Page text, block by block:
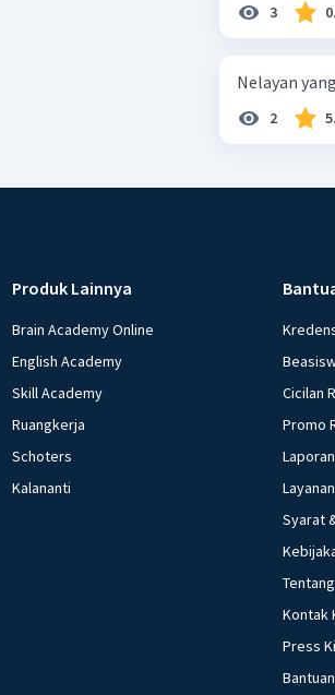
3
Nelayan
2
Produk Lainnya
Brain Academy Online
English Academy
Skill Academy
Ruangkerja
Schoters
Kalananti
Cicilan
Promo
Syarat
Kontak
Press
Bantuan